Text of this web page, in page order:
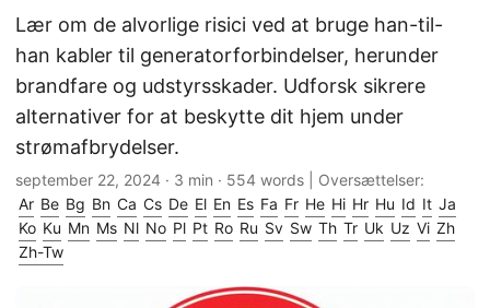
Lær om de alvorlige risici ved at bruge han-til-
han kabler til generatorforbindelser, herunder
brandfare og udstyrsskader. Udforsk sikrere
alternativer for at beskytte dit hjem under
strømafbrydelser.
september 22, 2024 · 3 min · 554 words | Oversættelser:
Ar Be Bg Bn Ca Cs De El En Es Fa Fr He Hi Hr Hu Id It Ja
Ko Ku Mn Ms Nl No Pl Pt Ro Ru Sv Sw Th Tr Uk Uz Vi Zh
Zh-Tw